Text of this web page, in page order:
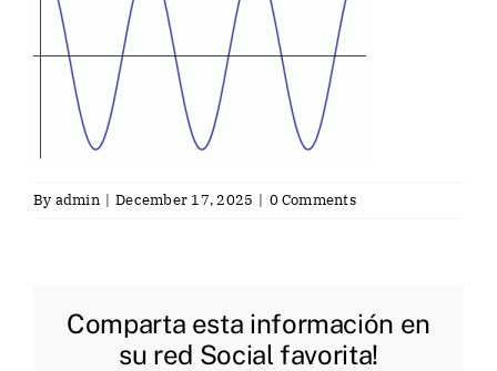
By admin | December 17, 2025 | 0 Comments
Comparta esta información en
su red Social favorita!